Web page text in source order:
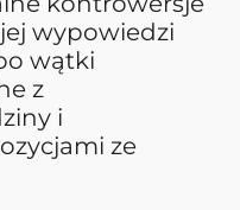
wypowiedzi
wątki
z
i
ze